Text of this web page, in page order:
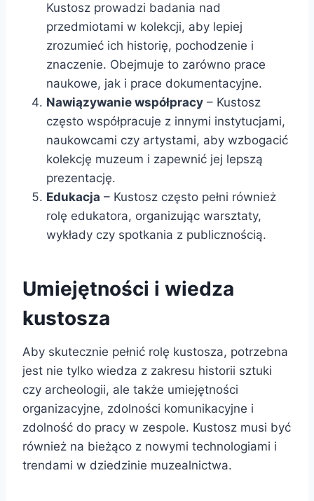
Kustosz prowadzi badania nad
przedmiotami w kolekcji, aby lepiej
zrozumieć ich historię, pochodzenie i
znaczenie. Obejmuje to zarówno prace
naukowe, jak i prace dokumentacyjne.
Nawiązywanie współpracy – Kustosz
często współpracuje z innymi instytucjami,
naukowcami czy artystami, aby wzbogacić
kolekcję muzeum i zapewnić jej lepszą
prezentację.
Edukacja – Kustosz często pełni również
rolę edukatora, organizując warsztaty,
wykłady czy spotkania z publicznością.
Umiejętności i wiedza
kustosza
Aby skutecznie pełnić rolę kustosza, potrzebna
jest nie tylko wiedza z zakresu historii sztuki
czy archeologii, ale także umiejętności
organizacyjne, zdolności komunikacyjne i
zdolność do pracy w zespole. Kustosz musi być
również na bieżąco z nowymi technologiami i
trendami w dziedzinie muzealnictwa.